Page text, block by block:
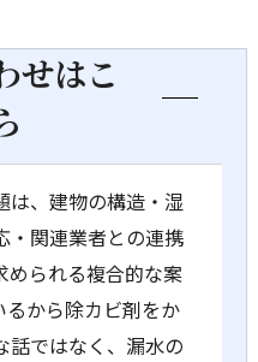
せはこ
は、建物の構造・湿
・関連業者との連携
められる複合的な案
から除カビ剤をか
話ではなく、漏水の